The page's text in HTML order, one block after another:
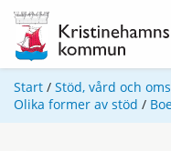
Start / Stöd, vård och
Olika former av stöd /